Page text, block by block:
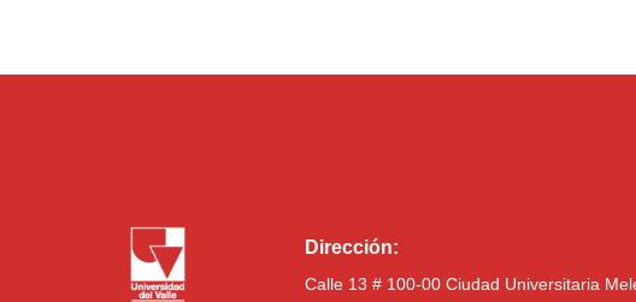
Dirección:
Calle 13 # 100-00 Ciudad Universitaria